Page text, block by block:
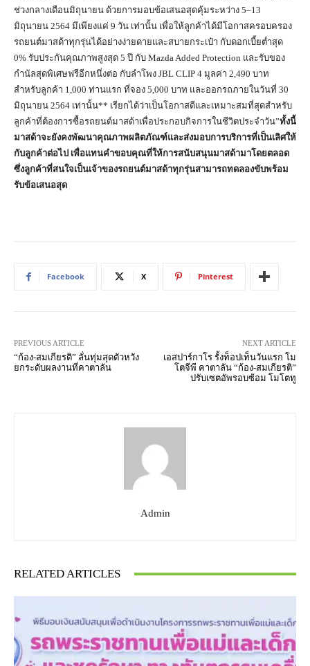
ช่วงกลางเดือนมิถุนายน ด้วยการมอบข้อเสนอสุดคุ้มระหว่าง 5–13
มิถุนายน 2564 มีเพียงแค่ 9 วัน เท่านั้น เพื่อให้ลูกค้าได้มีโอกาสครอบครอง
รถยนต์มาสด้าทุกรุ่นได้อย่างง่ายดายและสบายกระเป๋า กับดอกเบี้ยต่ำสุด
0% รับประกันคุณภาพสูงสุด 5 ปี กับ Mazda Added Protection และรับของ
กำนัลสุดพิเศษฟรีอีกหนึ่งต่อ กับลำโพง JBL CLIP 4 มูลค่า 2,490 บาท
สำหรับลูกค้า 1,000 ท่านแรก ที่จอง 5,000 บาท และออกรถภายในวันที่ 30
มิถุนายน 2564 เท่านั้น** เรียกได้ว่าเป็นโอกาสดีและเหมาะสมที่สุดสำหรับ
ลูกค้าที่ต้องการซื้อรถยนต์มาสด้าเพื่อประกอบกิจการในชีวิตประจำวัน”ทั้งนี้
มาสด้าจะยังคงพัฒนาคุณภาพผลิตภัณฑ์และส่งมอบการบริการที่เป็นเลิศให้
กับลูกค้าต่อไป เพื่อแทนคำขอบคุณที่ให้การสนับสนุนมาสด้ามาโดยตลอด
ซึ่งลูกค้าที่สนใจเป็นเจ้าของรถยนต์มาสด้าทุกรุ่นสามารถทดลองขับพร้อม
รับข้อเสนอสุด
Facebook X Pinterest
PREVIOUS ARTICLE
“ก้อง-สมเกียรติ” ลั่นทุ่มสุดตัวหวัง
ยกระดับผลงานที่คาตาลัน
NEXT ARTICLE
เอสปาร์กาโร รั้งท็อปเท็นวันแรก โม
โตจีพี คาตาลัน “ก้อง-สมเกียรติ”
ปรับเซตอัพรอบซ้อม โมโตทู
Admin
RELATED ARTICLES